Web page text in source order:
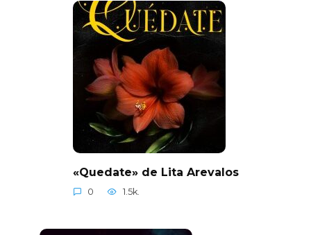
«Quedate» de Lita Arevalos
0 1.5k.